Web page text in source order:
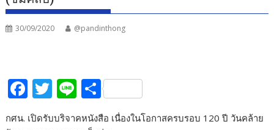
30/09/2020 @pandinthong
F
ac
T
w
Li S
h
กศน. เปิดรับบริจาคหนังสือ เนื่องในโอกาสครบรอบ 120 ปี วันคล้าย